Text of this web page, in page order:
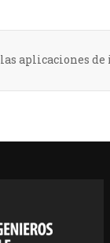
aplicaciones